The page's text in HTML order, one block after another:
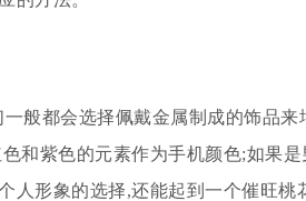
般都会选择佩戴金属制成的饰品
和紫色的元素作为手机颜色;如果
人形象的选择,还能起到一个催旺桃